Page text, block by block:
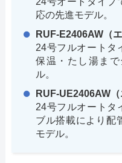
応の先進モデル。
RUF-E2406AW（
24号フルオートタ
保温・たし湯ま
ル。
RUF-UE2406AW（
24号フルオートタ
ブル搭載により配
モデル。